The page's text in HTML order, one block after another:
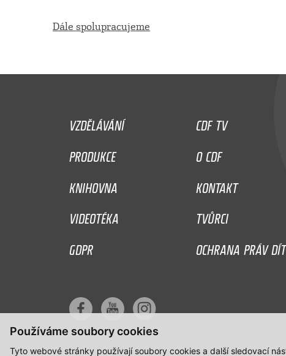
Používáme soubory cookies
Tyto webové stránky používají soubory cookies a další sledovací
Dále spolupracujeme
VZDĚLÁVÁNÍ
CDF TV
PRODUKCE
O CDF
KNIHOVNA
KONTAKT
VIDEOTÉKA
TVŮRCI
GDPR
OCHRANA PRÁV